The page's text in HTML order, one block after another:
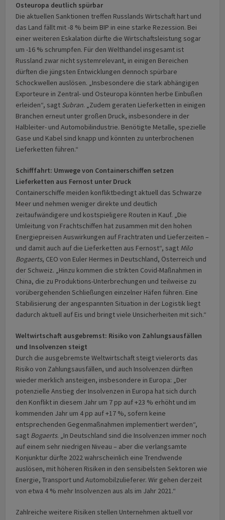
Osteuropa deutlich spürbar
Die aktuellen Sanktionen treffen Russlands Wirtschaft hart und
das Land fällt mit -8 % beim BIP in eine starke Rezession. Bei
einer weiteren Eskalation dürfte die Wirtschaftsleistung sogar
um -16 % schrumpfen. Für den Welthandel insgesamt ist
Russland zwar nicht systemrelevant, in einigen Bereichen
dürften die jüngsten Entwicklungen dennoch spürbare
Schockwellen auslösen. „Insbesondere die stark abhängigen
Exporteure in Zentral- und Osteuropa könnten herbe Einbußen
erleiden“, sagt Subran. „Zudem geraten Lieferketten in einigen
Branchen erneut unter großen Druck, insbesondere in der
Halbleiter- und Automobilindustrie. Benötigte Metalle, spezielle
Gase und Kabel sind knapp und könnten zu unterbrochenen
Lieferketten führen.“
Schifffahrt: Umwege von Containerschiffen setzen
Lieferketten aus Fernost unter Druck
Containerschiffe meiden konfliktbedingt aktuell das Schwarze
Meer und nehmen weniger direkte und deutlich
zeitaufwändigere und kostspieligere Routen in Kauf. „Die
Umleitung von Frachtschiffen hat zusammen mit den hohen
Energiepreisen Auswirkungen auf Frachtraten und Lieferzeiten –
und damit auch auf die Lieferketten aus Fernost“, sagt Milo
Bogaerts, CEO von Euler Hermes in Deutschland, Österreich und
der Schweiz. „Hinzu kommen die strikten Covid-Maßnahmen in
China, die zu Produktions-Unterbrechungen und teilweise zu
vorübergehenden Schließungen einzelner Häfen führen. Eine
Stabilisierung der angespannten Situation in der Logistik liegt
dadurch aktuell auf Eis und bringt viele Unsicherheiten mit sich.“
Weltwirtschaft ausgebremst: Risiko von Zahlungsausfällen
und Insolvenzen steigt
Durch die ausgebremste Weltwirtschaft steigt vielerorts das
Risiko von Zahlungsausfällen, und auch Insolvenzen dürften
wieder merklich ansteigen, insbesondere in Europa: „Der
potenzielle Anstieg der Insolvenzen in Europa hat sich durch
den Konflikt in diesem Jahr um 7 pp auf +23 % erhöht und im
kommenden Jahr um 4 pp auf +17 %, sofern keine
entsprechenden Gegenmaßnahmen implementiert werden“,
sagt Bogaerts. „In Deutschland sind die Insolvenzen immer noch
auf einem sehr niedrigen Niveau – aber die verlangsamte
Konjunktur dürfte 2022 wahrscheinlich eine Trendwende
auslösen, mit höheren Risiken in den sensibelsten Sektoren wie
Energie, Transport und Automobilzulieferer. Wir gehen derzeit
von etwa 4 % mehr Insolvenzen aus als im Jahr 2021.“
Zahlreiche weitere Risiken stellen Unternehmen aktuell vor